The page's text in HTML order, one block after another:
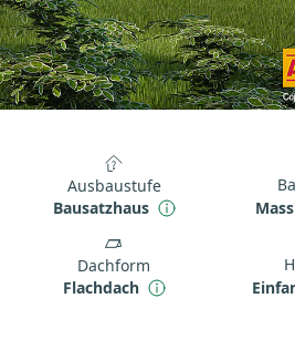
Ausbaustufe
Bausatzhaus
Dachform
Flachdach